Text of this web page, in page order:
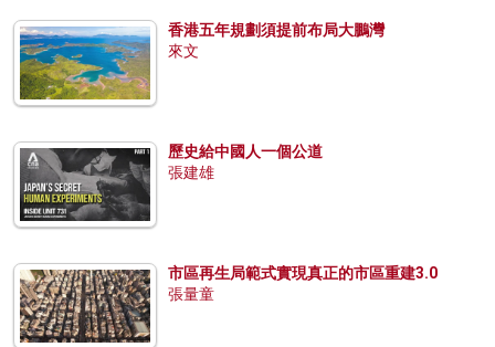
香港五年規劃須提前布局大鵬灣
來文
歷史給中國人一個公道
張建雄
市區再生局範式實現真正的市區重建3.0
張量童